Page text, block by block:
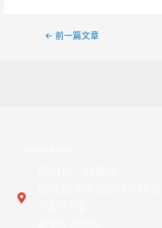
← 前一篇文章